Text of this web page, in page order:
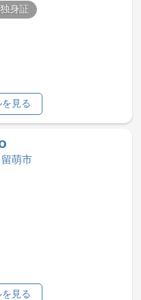
独身証
見る
萌市
見る